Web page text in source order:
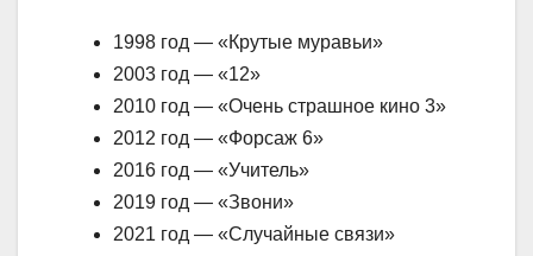
1998 год — «Крутые муравьи»
2003 год — «12»
2010 год — «Очень страшное кино 3»
2012 год — «Форсаж 6»
2016 год — «Учитель»
2019 год — «Звони»
2021 год — «Случайные связи»